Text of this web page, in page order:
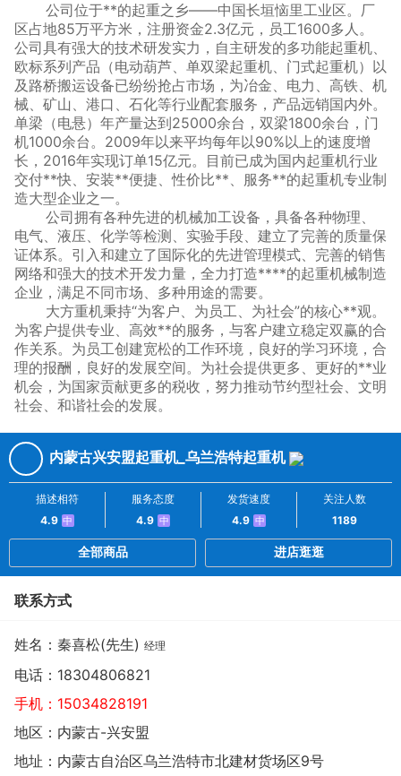
公司位于**的起重之乡——中国长垣恼里工业区。厂
区占地85万平方米，注册资金2.3亿元，员工1600多人。
公司具有强大的技术研发实力，自主研发的多功能起重机、
欧标系列产品（电动葫芦、单双梁起重机、门式起重机）以
及路桥搬运设备已纷纷抢占市场，为冶金、电力、高铁、机
械、矿山、港口、石化等行业配套服务，产品远销国内外。
单梁（电悬）年产量达到25000余台，双梁1800余台，门
机1000余台。2009年以来平均每年以90%以上的速度增
长，2016年实现订单15亿元。目前已成为国内起重机行业
交付**快、安装**便捷、性价比**、服务**的起重机专业制
造大型企业之一。
公司拥有各种先进的机械加工设备，具备各种物理、
电气、液压、化学等检测、实验手段、建立了完善的质量保
证体系。引入和建立了国际化的先进管理模式、完善的销售
网络和强大的技术开发力量，全力打造****的起重机械制造
企业，满足不同市场、多种用途的需要。
大方重机秉持“为客户、为员工、为社会”的核心**观。
为客户提供专业、高效**的服务，与客户建立稳定双赢的合
作关系。为员工创建宽松的工作环境，良好的学习环境，合
理的报酬，良好的发展空间。为社会提供更多、更好的**业
机会，为国家贡献更多的税收，努力推动节约型社会、文明
社会、和谐社会的发展。
内蒙古兴安盟起重机_乌兰浩特起重机
描述相符
4.9 中
服务态度
4.9 中
发货速度
4.9 中
关注人数
1189
全部商品 进店逛逛
联系方式
姓名：秦喜松(先生) 经理
电话： 18304806821
手机： 15034828191
地区：内蒙古-兴安盟
地址： 内蒙古自治区乌兰浩特市北建材货场区9号